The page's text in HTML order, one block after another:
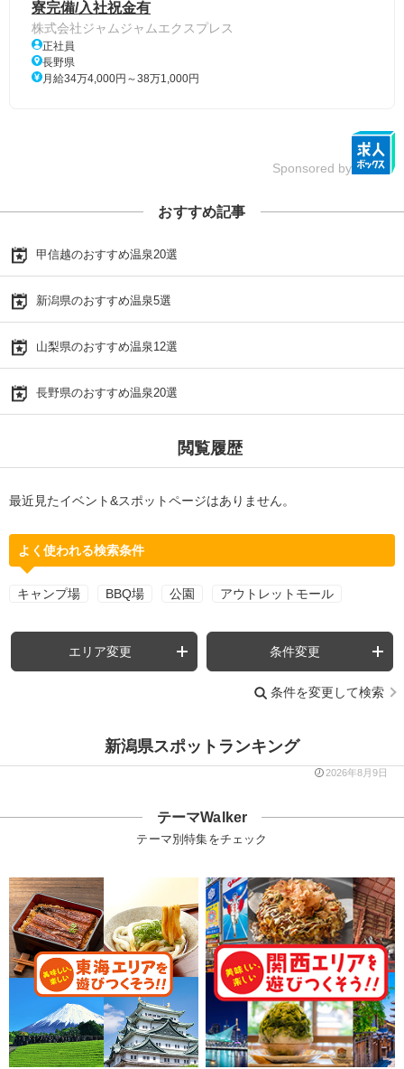
寮完備/入社祝金有
株式会社ジャムジャムエクスプレス
正社員
長野県
月給34万4,000円～38万1,000円
Sponsored by
おすすめ記事
甲信越のおすすめ温泉20選
新潟県のおすすめ温泉5選
山梨県のおすすめ温泉12選
長野県のおすすめ温泉20選
閲覧履歴
最近見たイベント&スポットページはありません。
よく使われる検索条件
キャンプ場 BBQ場 公園 アウトレットモール
エリア変更 条件変更
条件を変更して検索
新潟県スポットランキング
2026年8月9日
テーマWalker
テーマ別特集をチェック